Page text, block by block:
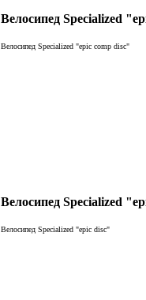
Велосипед Specialized
Велосипед Specialized "epic comp disc"
Велосипед Specialized
Велосипед Specialized "epic disc"